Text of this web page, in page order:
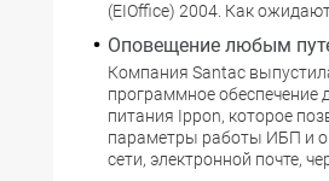
(EIOffice) 2004. Как
Оповещение любым
Компания Santac
программное обеспечение
питания Ippon, которое
параметры работы ИБП и
сети, электронной почте,